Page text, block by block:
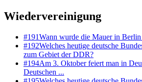
Wiedervereinigung
#191Wann wurde die Mauer in
#192Welches heutige deutsche
zum Gebiet der DDR?
#194Am 3. Oktober feiert man in
Deutschen ...